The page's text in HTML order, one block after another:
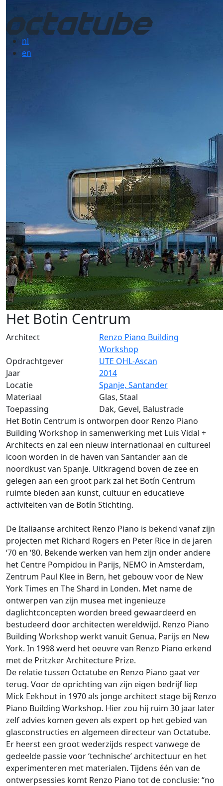
nl
en
Het Botin Centrum
Architect
Renzo Piano Building
Workshop
Opdrachtgever
UTE OHL-Ascan
Jaar
2014
Locatie
Spanje, Santander
Materiaal
Glas, Staal
Toepassing
Dak, Gevel, Balustrade
Het Botin Centrum is ontworpen door Renzo Piano
Building Workshop in samenwerking met Luis Vidal +
Architects en zal een nieuw internationaal en cultureel
icoon worden in de haven van Santander aan de
noordkust van Spanje. Uitkragend boven de zee en
gelegen aan een groot park zal het Botín Centrum
ruimte bieden aan kunst, cultuur en educatieve
activiteiten van de Botín Stichting.
De Italiaanse architect Renzo Piano is bekend vanaf zijn
projecten met Richard Rogers en Peter Rice in de jaren
‘70 en ‘80. Bekende werken van hem zijn onder andere
het Centre Pompidou in Parijs, NEMO in Amsterdam,
Zentrum Paul Klee in Bern, het gebouw voor de New
York Times en The Shard in Londen. Met name de
ontwerpen van zijn musea met ingenieuze
daglichtconcepten worden breed gewaardeerd en
bestudeerd door architecten wereldwijd. Renzo Piano
Building Workshop werkt vanuit Genua, Parijs en New
York. In 1998 werd het oeuvre van Renzo Piano erkend
met de Pritzker Architecture Prize.
De relatie tussen Octatube en Renzo Piano gaat ver
terug. Voor de oprichting van zijn eigen bedrijf liep
Mick Eekhout in 1970 als jonge architect stage bij Renzo
Piano Building Workshop. Hier zou hij ruim 30 jaar later
zelf advies komen geven als expert op het gebied van
glasconstructies en algemeen directeur van Octatube.
Er heerst een groot wederzijds respect vanwege de
gedeelde passie voor ‘technische’ architectuur en het
experimenteren met materialen. Tijdens één van de
ontwerpsessies komt Renzo Piano tot de conclusie: “no